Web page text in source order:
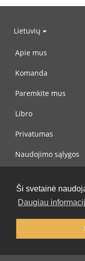
Ši svetainė
Daugiau
Lietuvių
Apie mus
Komanda
Paremkite mus
Libro
Privatumas
Naudojimo sąlygos
©